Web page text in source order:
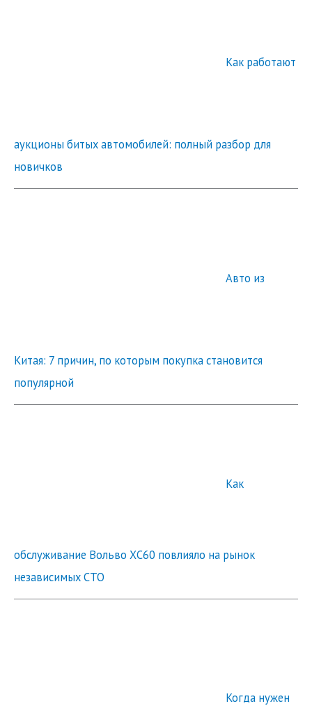
Как работают
аукционы битых автомобилей: полный разбор для
новичков
Авто из
Китая: 7 причин, по которым покупка становится
популярной
Как
обслуживание Вольво ХС60 повлияло на рынок
независимых СТО
Когда нужен